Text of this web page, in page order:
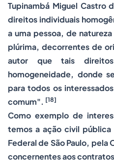
Tupinambá Miguel Castro
direitos individuais
a uma pessoa, de
plúrima, decorrentes de
autor que tais
homogeneidade, donde
para todos os
comum". [18]
Como exemplo de
temos a ação civil pública
Federal de São Paulo, pela
concernentes aos